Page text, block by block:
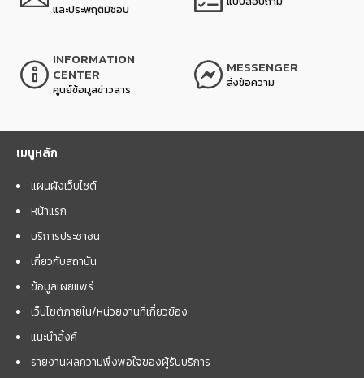
และประพฤติมิชอบ
INFORMATION
CENTER
ศูนย์ข้อมูลข่าวสาร
MESSENGER
ส่งข้อความ
เมนูหลัก
แผนผังเว็บไซต์
หน้าแรก
บริการประชาชน
เกี่ยวกับสถาบัน
ข้อมูลเผยแพร่
เว็บไซต์ภายใน/หน่วยงานที่เกี่ยวข้อง
แนะนำลิ้งค์
รายงานผลความพึงพอใจของผู้รับบริการ